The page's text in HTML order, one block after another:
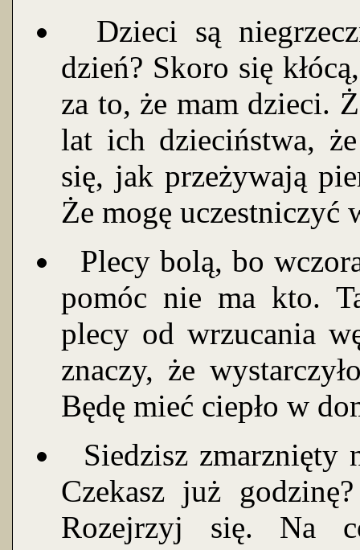
Dzieci są
dzień? Skoro się
za to, że mam dzieci.
lat ich dzieciństwa,
się, jak przeżywają
Że mogę uczestniczyć
Plecy bolą, bo
pomóc nie ma kto.
plecy od wrzucania
znaczy, że
Będę mieć ciepło w
Siedzisz zmarznięty
Czekasz już
Rozejrzyj się. Na